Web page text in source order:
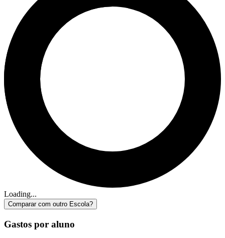
Loading...
Comparar com outro Escola?
Gastos por aluno